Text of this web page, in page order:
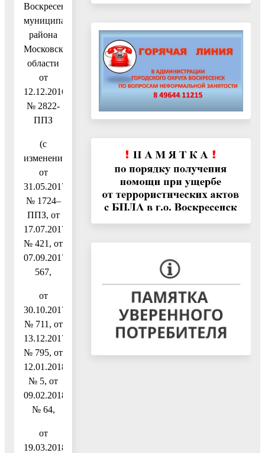
Воскресенского
муниципального
района
Московской
области
от
12.12.2016
№ 2822-
ППЗ
(с
изменениями
от
31.05.2017
№ 1724–
ППЗ, от
17.07.2017
№ 421, от
07.09.2017№
567,
от
30.10.2017
№ 711, от
13.12.2017
№ 795, от
12.01.2018
№ 5, от
09.02.2018
№ 64,
от
19.03.2018